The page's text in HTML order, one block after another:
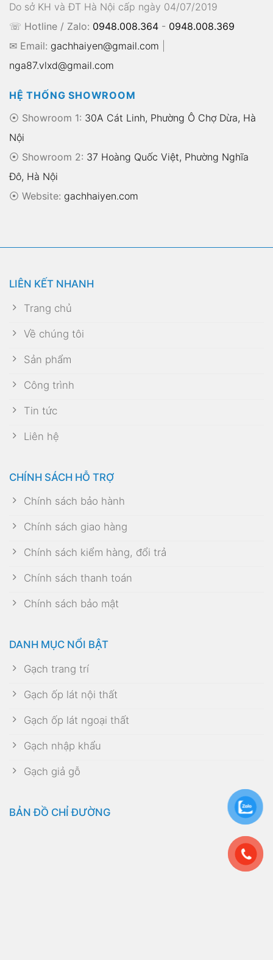
Do sở KH và ĐT Hà Nội cấp ngày 04/07/2019
☏ Hotline / Zalo: 0948.008.364 - 0948.008.369
✉ Email: gachhaiyen@gmail.com
nga87.vlxd@gmail.com
HỆ THỐNG SHOWROOM
⦿ Showroom 1: 30A Cát Linh, Phường Ô Chợ Dừa, Hà
Nội
⦿ Showroom 2: 37 Hoàng Quốc Việt, Phường Nghĩa
Đô, Hà Nội
⦿ Website: gachhaiyen.com
LIÊN KẾT NHANH
Trang chủ
Về chúng tôi
Sản phẩm
Công trình
Tin tức
Liên hệ
CHÍNH SÁCH HỖ TRỢ
Chính sách bảo hành
Chính sách giao hàng
Chính sách kiểm hàng, đổi trả
Chính sách thanh toán
Chính sách bảo mật
DANH MỤC NỔI BẬT
Gạch trang trí
Gạch ốp lát nội thất
Gạch ốp lát ngoại thất
Gạch nhập khẩu
Gạch giả gỗ
BẢN ĐỒ CHỈ ĐƯỜNG